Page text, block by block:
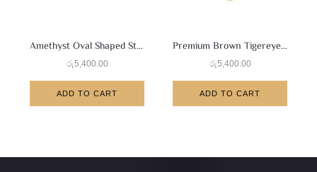
Amethyst Oval Shaped Stone
රු5,400.00
ADD TO CART
Premium Brown Tigereye Oval Shaped Stone
රු5,400.00
ADD TO CART